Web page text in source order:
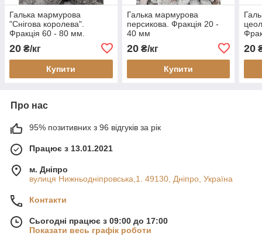
Галька мармурова
"Снігова королева".
Фракція 60 - 80 мм.
20 ₴/кг
Купити
Галька мармурова
персикова. Фракція 20 -
40 мм
20₴/кг
Купити
20
Про нас
95% позитивних з 96 відгуків за рік
Працює з 13.01.2021
м. Дніпро
вулиця Нижньодніпровська,1. 49130, Дніпро, Україна
Контакти
Сьогодні працює з 09:00 до 17:00
Показати весь графік роботи